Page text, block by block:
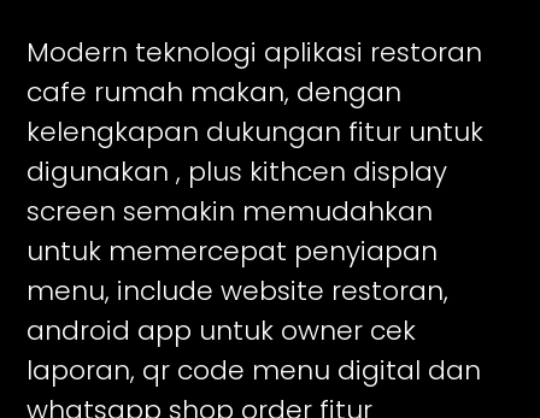
Modern teknologi aplikasi restoran
cafe rumah makan, dengan
kelengkapan dukungan fitur untuk
digunakan , plus kithcen display
screen semakin memudahkan
untuk memercepat penyiapan
menu, include website restoran,
android app untuk owner cek
laporan, qr code menu digital dan
whatsapp shop order fitur